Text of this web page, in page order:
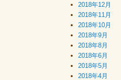
2018年12月
2018年11月
2018年10月
2018年9月
2018年8月
2018年6月
2018年5月
2018年4月